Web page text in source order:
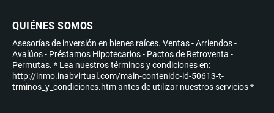
QUIÉNES SOMOS
Asesorías de inversión en bienes raíces. Ventas - Arriendos -
Avalúos - Préstamos Hipotecarios - Pactos de Retroventa -
Permutas. * Lea nuestros términos y condiciones en:
http://inmo.inabvirtual.com/main-contenido-id-50613-t-
trminos_y_condiciones.htm antes de utilizar nuestros servicios *